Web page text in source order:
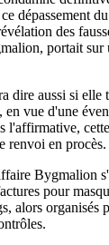
dépassement
des
portait sur
dire aussi si elle
en vue d'une
l'affirmative,
renvoi en procès.
Bygmalion
pour
alors